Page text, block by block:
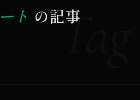
Tag
ト の記事